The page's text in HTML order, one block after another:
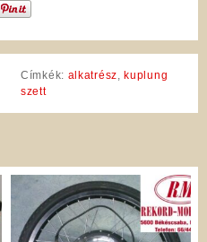
Címkék: alkatrész, kuplung
szett